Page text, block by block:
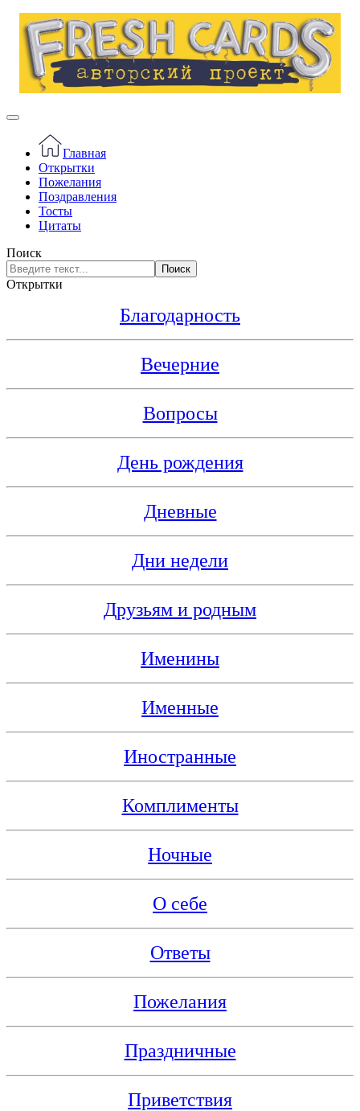
Главная
Открытки
Пожелания
Поздравления
Тосты
Цитаты
Поиск
Поиск
Открытки
Благодарность
Вечерние
Вопросы
День рождения
Дневные
Дни недели
Друзьям и родным
Именины
Именные
Иностранные
Комплименты
Ночные
О себе
Ответы
Пожелания
Праздничные
Приветствия